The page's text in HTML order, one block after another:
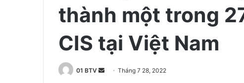
thành một trong
CIS tại Việt Nam
01 BTV Tháng 7 28, 2022